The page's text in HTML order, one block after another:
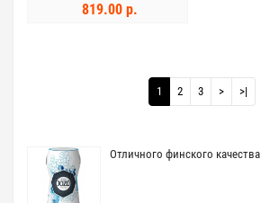
819.00 р.
1 2 3 > >|
Отличного финского качества